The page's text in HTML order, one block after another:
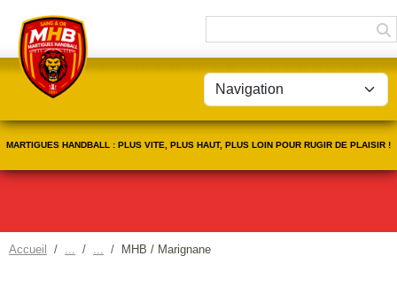
MARTIGUES HANDBALL : PLUS VITE, PLUS HAUT, PLUS LOIN POUR RUGIR DE PLAISIR !
Accueil MHB / Marignane